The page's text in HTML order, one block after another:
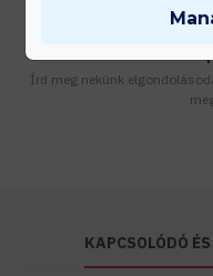
Írd meg nekünk
KAPCSOLÓDÓ